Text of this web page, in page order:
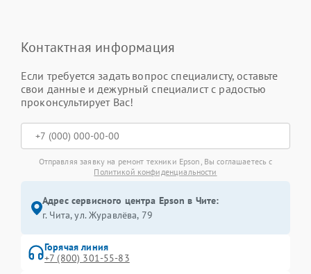
Контактная информация
Если требуется задать вопрос специалисту, оставьте
свои данные и дежурный специалист с радостью
проконсультирует Вас!
Отправляя заявку на ремонт техники Epson, Вы соглашаетесь с
Политикой конфиденциальности
Адрес сервисного центра Epson в Чите:
г. Чита, ул. Журавлёва, 79
Горячая линия
+7 (800) 301-55-83